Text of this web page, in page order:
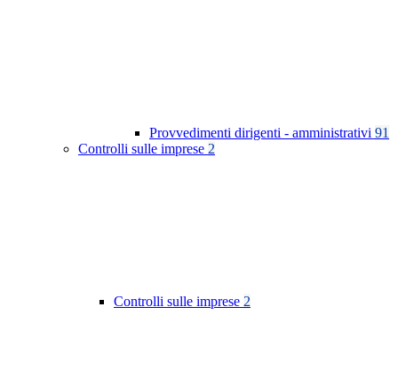
Provvedimenti dirigenti - amministrativi 91
Controlli sulle imprese 2
Controlli sulle imprese 2